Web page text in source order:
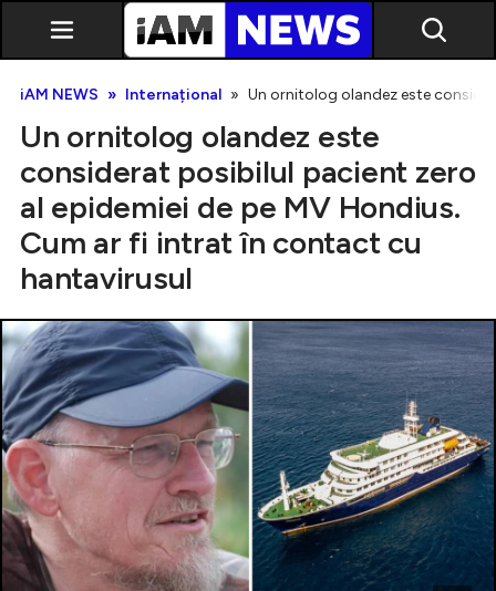
Exclusiv
iAM NEWS Internațional Un ornitolog olandez este
Un ornitolog olandez este
considerat posibilul pacient zero
al epidemiei de pe MV Hondius.
Cum ar fi intrat în contact cu
hantavirusul